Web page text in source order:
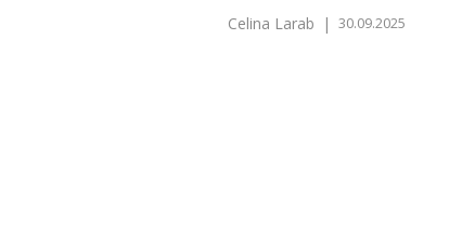
Celina Larab | 30.09.2025